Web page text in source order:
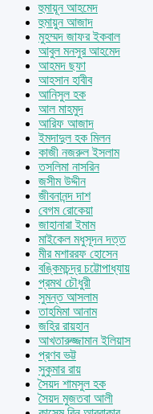
হুমায়ূন আহমেদ
হুমায়ুন আজাদ
মুহম্মদ জাফর ইকবাল
আবুল মনসুর আহমেদ
আহমদ ছফা
আহসান হাবীব
আনিসুল হক
আল মাহমুদ
আরিফ আজাদ
ইমদাদুল হক মিলন
কাজী নজরুল ইসলাম
তসলিমা নাসরিন
জসীম উদ্দীন
জীবনানন্দ দাশ
বেগম রোকেয়া
জাহানারা ইমাম
মাইকেল মধুসূদন দত্ত
মীর মশাররফ হোসেন
বঙ্কিমচন্দ্র চট্টোপাধ্যায়
প্রমথ চৌধুরী
সুমন্ত আসলাম
তাহমিমা আনাম
জহির রায়হান
আখতারুজ্জামান ইলিয়াস
প্রণব ভট্ট
সুকুমার রায়
সৈয়দ শামসুল হক
সৈয়দ মুজতবা আলী